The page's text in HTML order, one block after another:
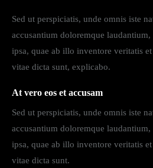
Sed ut perspiciatis, unde omnis iste
accusantium doloremque laudantium,
ipsa, quae ab illo inventore veritatis
vitae dicta sunt, explicabo.
At vero eos et accusam
Sed ut perspiciatis, unde omnis iste
accusantium doloremque laudantium,
ipsa, quae ab illo inventore veritatis
vitae dicta sunt.